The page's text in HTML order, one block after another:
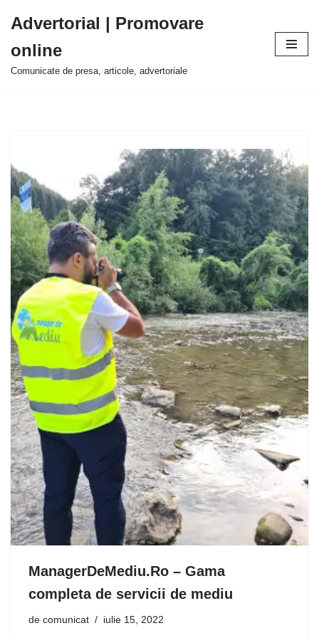
la
conținut
Advertorial | Promovare
online
Comunicate de presa, articole, advertoriale
ManagerDeMediu.Ro – Gama
completa de servicii de mediu
de comunicat iulie 15, 2022